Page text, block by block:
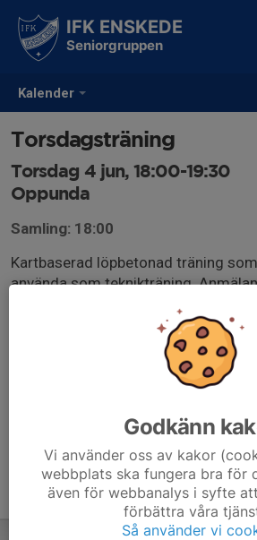
Kalender
IFK ENSKEDE
Seniorgruppen
Torsdagsträning
Torsdag 4 jun, 18:00-19:30
Oppunda
Samling: 18:00
Kartbaserad löpbetonad träning
använda som teknikträning.
Godkänn
Vi använder oss av kakor
webbplats ska fungera bra för
även för webbanalys i syfte
förbättra våra
Så använder vi